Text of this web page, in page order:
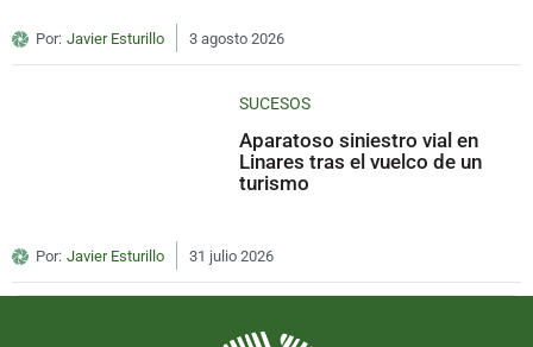
Por: Javier Esturillo 3 agosto 2026
SUCESOS
Aparatoso siniestro vial en
Linares tras el vuelco de un
turismo
Por: Javier Esturillo 31 julio 2026